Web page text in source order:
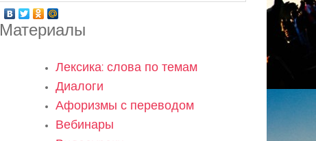
Материалы
Лексика: слова по темам
Диалоги
Афоризмы с переводом
Вебинары